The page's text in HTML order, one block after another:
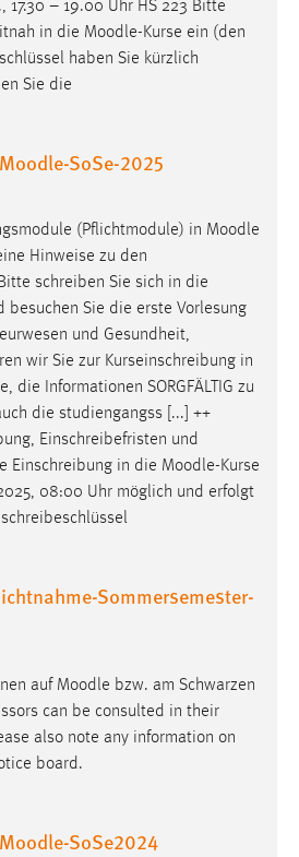
17.30 – 19.00 Uhr HS 223 Bitte
in die Moodle-Kurse ein (den
haben Sie kürzlich
Sie die
SoSe-2025
(Pflichtmodule) in Moodle
Hinweise zu den
schreiben Sie sich in die
besuchen Sie die erste Vorlesung
und Gesundheit,
wir Sie zur Kurseinschreibung in
die Informationen SORGFÄLTIG zu
die studiengangss [...] ++
Einschreibefristen und
Einschreibung in die Moodle-Kurse
08:00 Uhr möglich und erfolgt
Sommersemester-
auf Moodle bzw. am Schwarzen
can be consulted in their
also note any information on
board.
SoSe2024
helfen uns zu verstehen, wie
_pk_id, _pk_ses
sie Besucher über Websites